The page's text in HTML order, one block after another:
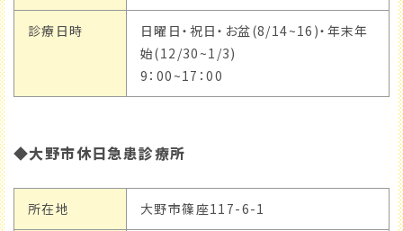
診療日時
日曜日・祝日・お盆(8/14~16)・年末年
始(12/30~1/3)
9：00~17：00
◆大野市休日急患診療所
所在地 大野市篠座117-6-1